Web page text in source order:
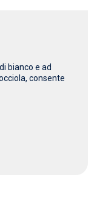
bianco e ad
consente